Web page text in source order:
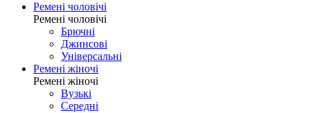
Ремені чоловічі
Ремені чоловічі
Брючні
Джинсові
Універсальні
Ремені жіночі
Ремені жіночі
Вузькі
Середні